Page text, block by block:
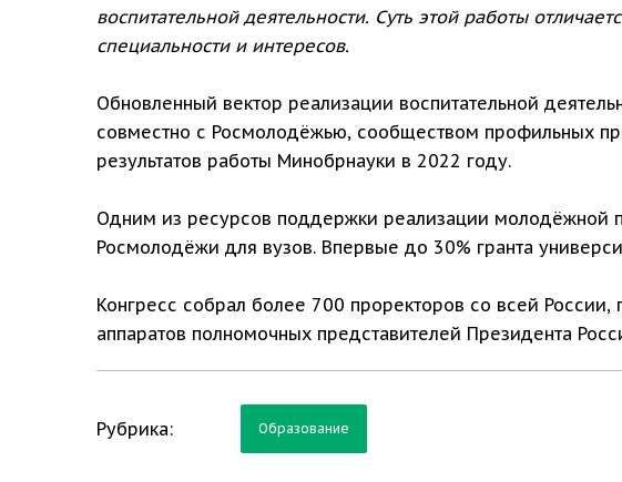
воспитательной деятельности. Суть этой работы
специальности и интересов.
Обновленный вектор реализации воспитательной
совместно с Росмолодёжью, сообществом профильных
результатов работы Минобрнауки в 2022 году.
Одним из ресурсов поддержки реализации молодёжной
Росмолодёжи для вузов. Впервые до 30% гранта
Конгресс собрал более 700 проректоров со всей
аппаратов полномочных представителей Президента
Рубрика: Образование